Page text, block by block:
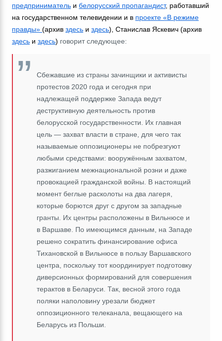
предприниматель и белорусский пропагандист, работавший
на государственном телевидении и в проекте «В режиме
правды» (архив здесь и здесь), Станислав Яскевич (архив
здесь и здесь) говорит следующее:
Сбежавшие из страны зачинщики и активисты
протестов 2020 года и сегодня при
надлежащей поддержке Запада ведут
деструктивную деятельность против
белорусской государственности. Их главная
цель ― захват власти в стране, для чего так
называемые оппозиционеры не побрезгуют
любыми средствами: вооружённым захватом,
разжиганием межнациональной розни и даже
провокацией гражданской войны. В настоящий
момент беглые расколоты на два лагеря,
которые борются друг с другом за западные
гранты. Их центры расположены в Вильнюсе и
в Варшаве. По имеющимся данным, на Западе
решено сократить финансирование офиса
Тихановской в Вильнюсе в пользу Варшавского
центра, поскольку тот координирует подготовку
диверсионных формирований для совершения
терактов в Беларуси. Так, весной этого года
поляки наполовину урезали бюджет
оппозиционного телеканала, вещающего на
Беларусь из Польши.